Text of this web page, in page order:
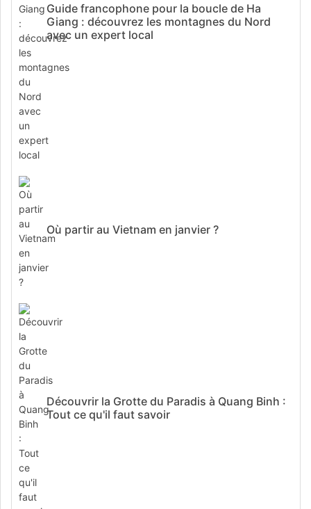
Guide francophone pour la boucle de Ha
Giang : découvrez les montagnes du Nord
avec un expert local
Où partir au Vietnam en janvier ?
Découvrir la Grotte du Paradis à Quang Binh :
Tout ce qu'il faut savoir